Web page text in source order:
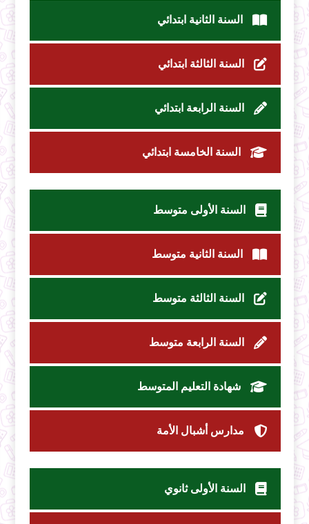
السنة الثانية ابتدائي
السنة الثالثة ابتدائي
السنة الرابعة ابتدائي
السنة الخامسة ابتدائي
السنة الأولى متوسط
السنة الثانية متوسط
السنة الثالثة متوسط
السنة الرابعة متوسط
شهادة التعليم المتوسط
مدارس أشبال الأمة
السنة الأولى ثانوي